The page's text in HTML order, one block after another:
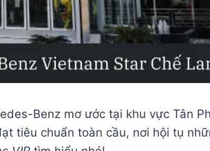
Benz mơ ước tại khu vực Tân
tiêu chuẩn toàn cầu, nơi hội tụ